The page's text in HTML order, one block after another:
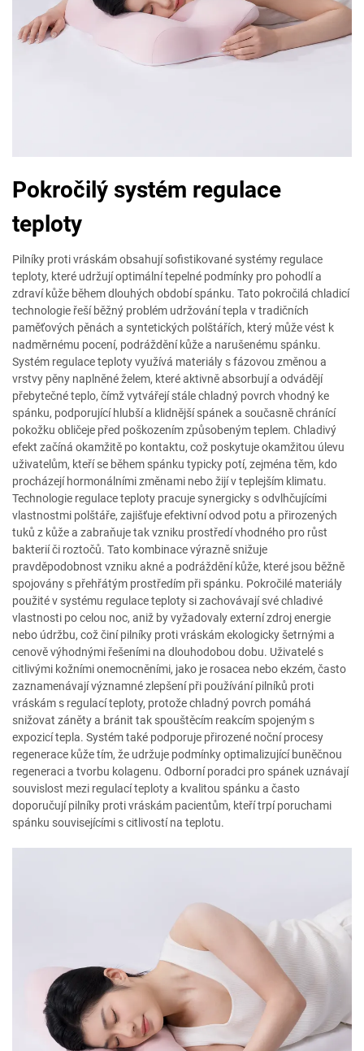
Pokročilý systém regulace
teploty
Pilníky proti vráskám obsahují sofistikované systémy regulace
teploty, které udržují optimální tepelné podmínky pro pohodlí a
zdraví kůže během dlouhých období spánku. Tato pokročilá chladicí
technologie řeší běžný problém udržování tepla v tradičních
paměťových pěnách a syntetických polštářích, který může vést k
nadměrnému pocení, podráždění kůže a narušenému spánku.
Systém regulace teploty využívá materiály s fázovou změnou a
vrstvy pěny naplněné želem, které aktivně absorbují a odvádějí
přebytečné teplo, čímž vytvářejí stále chladný povrch vhodný ke
spánku, podporující hlubší a klidnější spánek a současně chránící
pokožku obličeje před poškozením způsobeným teplem. Chladivý
efekt začíná okamžitě po kontaktu, což poskytuje okamžitou úlevu
uživatelům, kteří se během spánku typicky potí, zejména těm, kdo
procházejí hormonálními změnami nebo žijí v teplejším klimatu.
Technologie regulace teploty pracuje synergicky s odvlhčujícími
vlastnostmi polštáře, zajišťuje efektivní odvod potu a přirozených
tuků z kůže a zabraňuje tak vzniku prostředí vhodného pro růst
bakterií či roztočů. Tato kombinace výrazně snižuje
pravděpodobnost vzniku akné a podráždění kůže, které jsou běžně
spojovány s přehřátým prostředím při spánku. Pokročilé materiály
použité v systému regulace teploty si zachovávají své chladivé
vlastnosti po celou noc, aniž by vyžadovaly externí zdroj energie
nebo údržbu, což činí pilníky proti vráskám ekologicky šetrnými a
cenově výhodnými řešeními na dlouhodobou dobu. Uživatelé s
citlivými kožními onemocněními, jako je rosacea nebo ekzém, často
zaznamenávají významné zlepšení při používání pilníků proti
vráskám s regulací teploty, protože chladný povrch pomáhá
snižovat záněty a bránit tak spouštěcím reakcím spojeným s
expozicí tepla. Systém také podporuje přirozené noční procesy
regenerace kůže tím, že udržuje podmínky optimalizující buněčnou
regeneraci a tvorbu kolagenu. Odborní poradci pro spánek uznávají
souvislost mezi regulací teploty a kvalitou spánku a často
doporučují pilníky proti vráskám pacientům, kteří trpí poruchami
spánku souvisejícími s citlivostí na teplotu.